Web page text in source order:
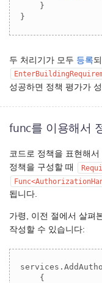
    }
}
두 처리기가 모두 등록
성공하면 정책 평가가
func를 이용해서
코드로 정책을 표현해
정책을 구성할 때
됩니다.
가령, 이전 절에서 살펴
작성할 수 있습니다:
    {